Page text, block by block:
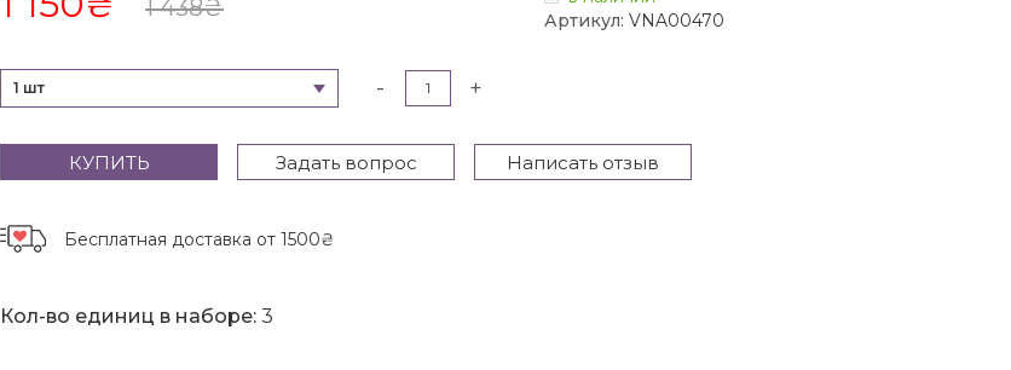
1 438₴
Артикул: VNA00470
1 шт - +
КУПИТЬ Задать вопрос Написать отзыв
Бесплатная доставка от 1500₴
Кол-во единиц в наборе: 3